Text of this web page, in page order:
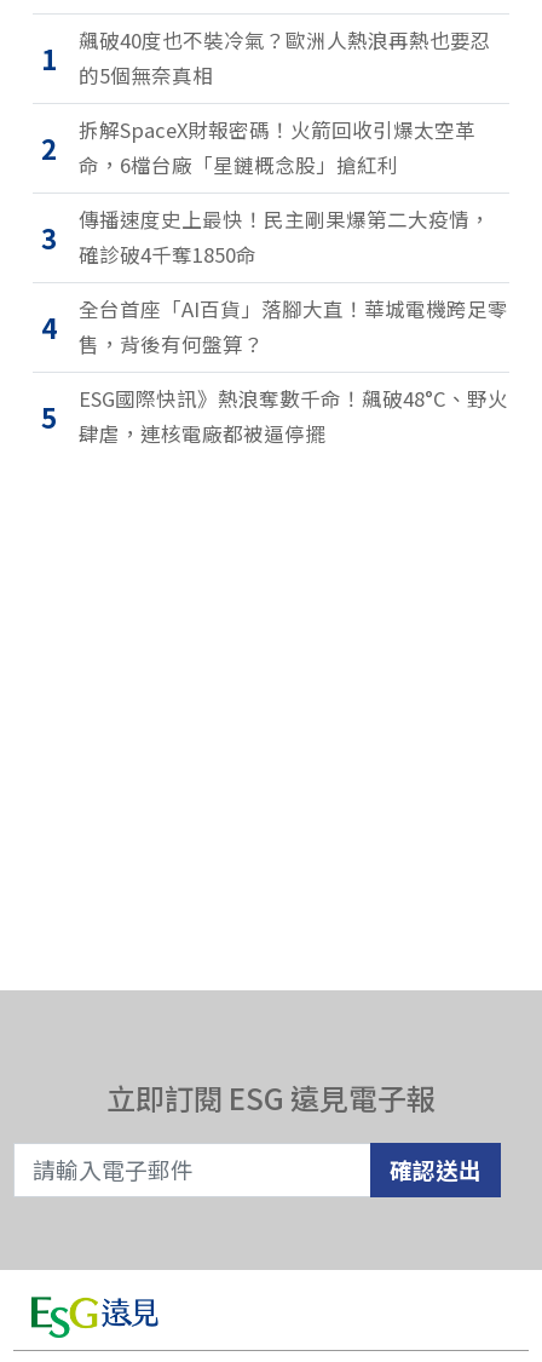
1
飆破40度也不裝冷氣？歐洲人熱浪再熱也要忍
的5個無奈真相
2
拆解SpaceX財報密碼！火箭回收引爆太空革
命，6檔台廠「星鏈概念股」搶紅利
3
傳播速度史上最快！民主剛果爆第二大疫情，
確診破4千奪1850命
4
全台首座「AI百貨」落腳大直！華城電機跨足零
售，背後有何盤算？
5
ESG國際快訊》熱浪奪數千命！飆破48°C、野火
肆虐，連核電廠都被逼停擺
立即訂閱 ESG 遠見電子報
確認送出